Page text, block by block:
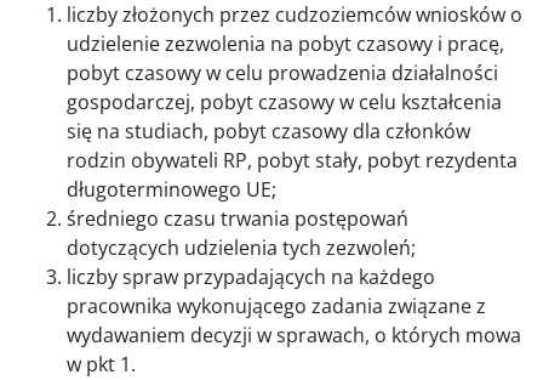
liczby złożonych przez cudzoziemców wniosków o
udzielenie zezwolenia na pobyt czasowy i pracę,
pobyt czasowy w celu prowadzenia działalności
gospodarczej, pobyt czasowy w celu kształcenia
się na studiach, pobyt czasowy dla członków
rodzin obywateli RP, pobyt stały, pobyt rezydenta
długoterminowego UE;
średniego czasu trwania postępowań
dotyczących udzielenia tych zezwoleń;
liczby spraw przypadających na każdego
pracownika wykonującego zadania związane z
wydawaniem decyzji w sprawach, o których mowa
w pkt 1.